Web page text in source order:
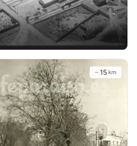
~ 15km